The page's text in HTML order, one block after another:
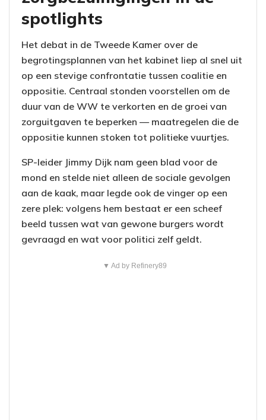
spotlights
Het debat in de Tweede Kamer over de
begrotingsplannen van het kabinet liep al snel uit
op een stevige confrontatie tussen coalitie en
oppositie. Centraal stonden voorstellen om de
duur van de WW te verkorten en de groei van
zorguitgaven te beperken — maatregelen die de
oppositie kunnen stoken tot politieke vuurtjes.
SP-leider Jimmy Dijk nam geen blad voor de
mond en stelde niet alleen de sociale gevolgen
aan de kaak, maar legde ook de vinger op een
zere plek: volgens hem bestaat er een scheef
beeld tussen wat van gewone burgers wordt
gevraagd en wat voor politici zelf geldt.
▼ Ad by Refinery89